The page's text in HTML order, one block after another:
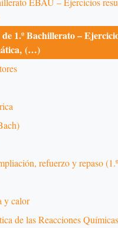
1.º Bachillerato –
(…)
refuerzo y repaso
y calor
de las Reacciones Químicas